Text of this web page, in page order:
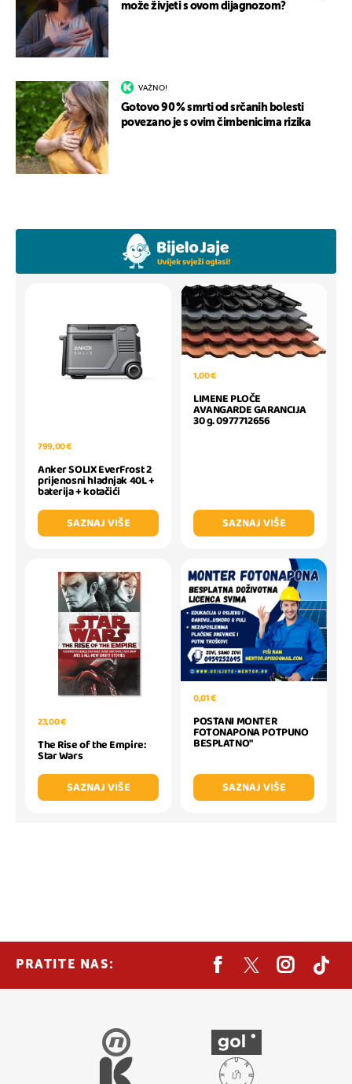
može živjeti s ovom dijagnozom?
VAŽNO!
Gotovo 90 % smrti od srčanih bolesti
povezano je s ovim čimbenicima rizika
799,00 €
Anker SOLIX EverFrost 2
prijenosni hladnjak 40L +
baterija + kotačići
SAZNAJ VIŠE
1,00 €
LIMENE PLOČE
AVANGARDE GARANCIJA
30 g. 0977712656
SAZNAJ VIŠE
23,00 €
The Rise of the Empire:
Star Wars
SAZNAJ VIŠE
0,01 €
POSTANI MONTER
FOTONAPONA POTPUNO
BESPLATNO"
SAZNAJ VIŠE
PRATITE NAS: